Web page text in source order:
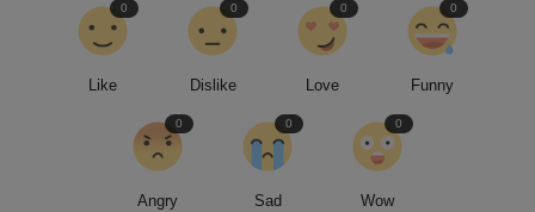
Like
0
Dislike
0
Love
0
Funny
0
Angry
0
Sad
0
Wow
0